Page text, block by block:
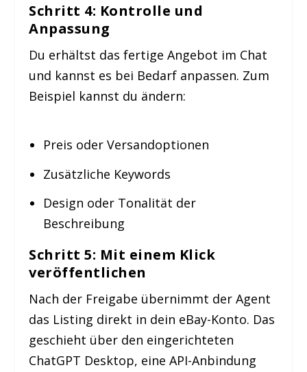
Schritt 4: Kontrolle und
Anpassung
Du erhältst das fertige Angebot im Chat
und kannst es bei Bedarf anpassen. Zum
Beispiel kannst du ändern:
Preis oder Versandoptionen
Zusätzliche Keywords
Design oder Tonalität der
Beschreibung
Schritt 5: Mit einem Klick
veröffentlichen
Nach der Freigabe übernimmt der Agent
das Listing direkt in dein eBay-Konto. Das
geschieht über den eingerichteten
ChatGPT Desktop, eine API-Anbindung